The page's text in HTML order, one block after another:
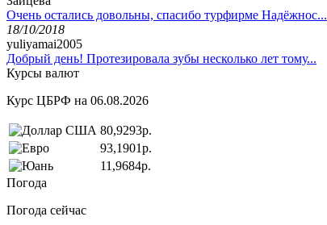
Очень остались довольны, спасибо турфирме Надёжнос...
18/10/2018
yuliyamai2005
Добрый день! Протезировала зубы несколько лет тому...
Курсы валют
Курс ЦБРФ на 06.08.2026
80,9293р.
93,1901р.
11,9684р.
Погода
Погода сейчас